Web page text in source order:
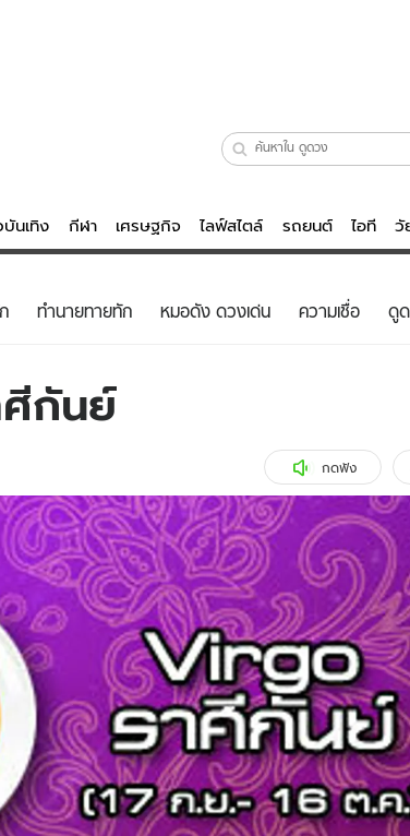
บันเทิง กีฬา เศรษฐกิจ ไลฟ์สไตล์ รถยนต์ ไอที วั
วง - ตรวจหวย
ติหวยไทย
ไลฟ์สไตล์
รถยนต์
สุขภาพ
เที่ยว-กิน
Tasteful Thailand
Sanook Choice
ติดตามสนุกโซเชียลได้ที่
) จำกัด
ทํานายทายทัก หมอดัง ดวงเด่น ความเชื่อ ดู
กันย์
กดฟัง